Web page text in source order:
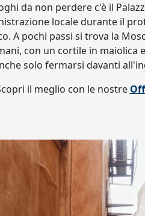
da non perdere c'è il
locale durante il
A pochi passi si trova la
con un cortile in maiolica
solo fermarsi davanti
il meglio con le nostre